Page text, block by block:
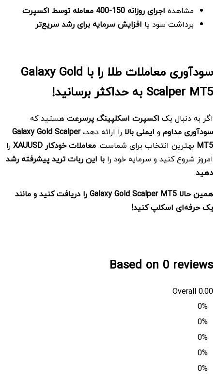
مشاهده اجرای روزانه 150-400 معامله توسط اکسپرت
برداشت سود یا افزایش سرمایه برای رشد سریع‌تر
سودآوری معاملات طلا را با Galaxy Gold
Scalper MT5 به حداکثر برسانید!
اگر به دنبال یک اکسپرت اسکلپینگ پرسرعتهستید که
سودآوری مداوم و ایمنی بالا را ارائه دهد،Galaxy Gold Scalper
MT5 بهترین انتخاب برای شماست.معاملات خودکارXAUUSD
را
امروز شروع کنید و سرمایه خود را با این ربات ترید پیشرفته رشد
دهید.
همین حالا
را دریافت کنید و مانند
یک حرفه‌ای اسکلپ کنید!
Based on 0 reviews
0.00
Overall
0%
0%
0%
0%
0%